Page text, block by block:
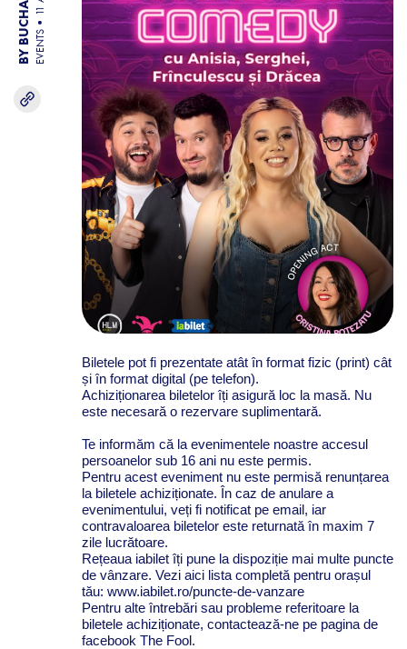
EVENTS
Biletele pot fi prezentate atât în format fizic (print) cât
și în format digital (pe telefon).
Achiziționarea biletelor îți asigură loc la masă. Nu
este necesară o rezervare suplimentară.
Te informăm că la evenimentele noastre accesul
persoanelor sub 16 ani nu este permis.
Pentru acest eveniment nu este permisă renunțarea
la biletele achiziționate. În caz de anulare a
evenimentului, veți fi notificat pe email, iar
contravaloarea biletelor este returnată în maxim 7
zile lucrătoare.
Rețeaua iabilet îți pune la dispoziție mai multe puncte
de vânzare. Vezi aici lista completă pentru orașul
tău: www.iabilet.ro/puncte-de-vanzare
Pentru alte întrebări sau probleme referitoare la
biletele achiziționate, contactează-ne pe pagina de
facebook The Fool.